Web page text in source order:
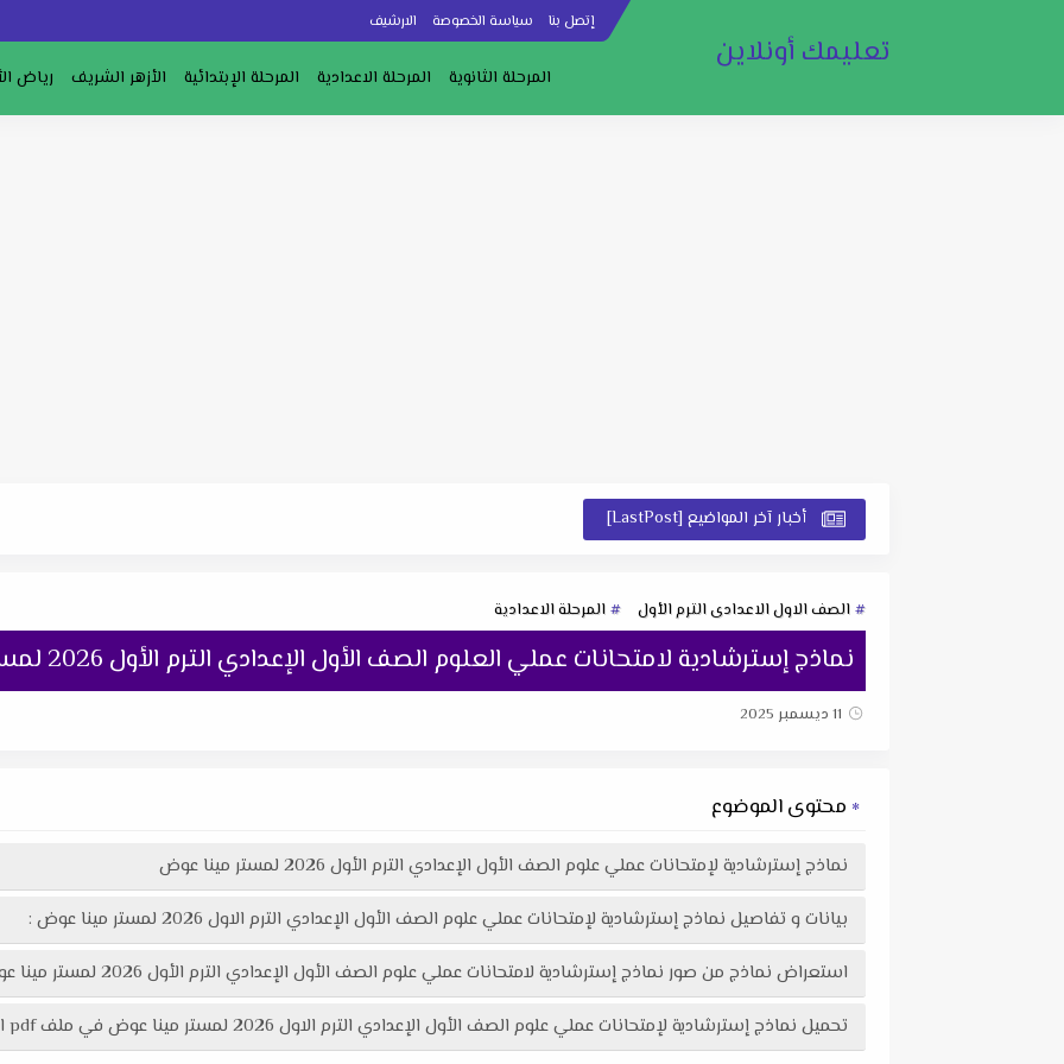
إتصل بنا سياسة الخصوصة الارشيف
تعليمك أونلاين
المرحلة الثانوية المرحلة الاعدادية المرحلة الإبتدائية الأزهر الشريف رياض
أخبار آخر المواضيع [LastPost]
الصف الاول الاعدادى الترم الأول المرحلة الاعدادية
نماذج إسترشادية لامتحانات عملي العلوم الصف الأول الإعدادي الترم الأول 2026 لمستر مينا عوض
11 ديسمبر 2025
محتوى الموضوع
نماذج إسترشادية لإمتحانات عملي علوم الصف الأول الإعدادي الترم الأول 2026 لمستر مينا عوض
بيانات و تفاصيل نماذج إسترشادية لإمتحانات عملي علوم الصف الأول الإعدادي الترم الاول 2026 لمستر مينا عوض :
استعراض نماذج من صور نماذج إسترشادية لامتحانات عملي علوم الصف الأول الإعدادي الترم الأول 2026 لمستر مينا عوض هنا عبر موقعنا "تعليمك أونلاين"
تحميل نماذج إسترشادية لإمتحانات عملي علوم الصف الأول الإعدادي الترم الاول 2026 لمستر مينا عوض في ملف pdf اكثر وضوحاً جاهز للطباعة عبر الرابط التالي :